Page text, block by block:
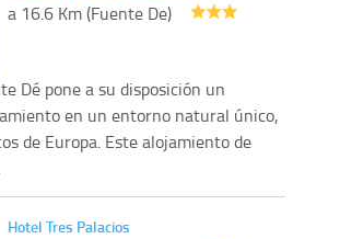
a 16.6 Km (Fuente De)
Dé pone a su disposición un
en un entorno natural único,
de Europa. Este alojamiento de
Hotel Tres Palacios